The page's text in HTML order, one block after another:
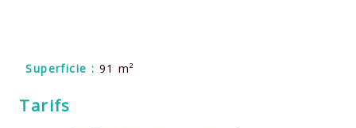
Superficie : 91 m²
Tarifs